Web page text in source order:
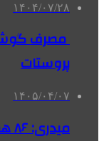
۱۴۰۴/۰۷/۲۸
مصرف
پروستات
۱۴۰۵/۰۴/۰۷
میدری: ۸۶ همت به بازنشستگان باز می‌گردد